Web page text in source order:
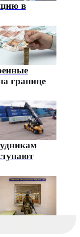
в
границе